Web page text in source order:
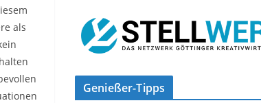
als
Genießer-Tipps